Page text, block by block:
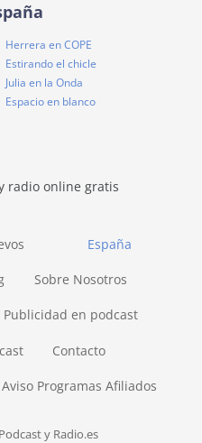
Herrera en COPE
Estirando el chicle
Julia en la Onda
Espacio en blanco
radio online gratis
España
Sobre Nosotros
Publicidad en podcast
Contacto
Aviso Programas Afiliados
y Radio.es